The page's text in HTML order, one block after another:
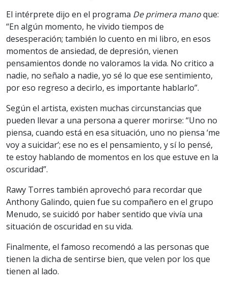
El intérprete dijo en el programa De primera manoque:
“En algún momento, he vivido tiempos de
desesperación; también lo cuento en mi libro, en esos
momentos de ansiedad, de depresión, vienen
pensamientos donde no valoramos la vida. No critico a
nadie, no señalo a nadie, yo sé lo que ese sentimiento,
por eso regreso a decirlo, es importante hablarlo”.
Según el artista, existen muchas circunstancias que
pueden llevar a una persona a querer morirse: “Uno no
piensa, cuando está en esa situación, uno no piensa ‘me
voy a suicidar’; ese no es el pensamiento, y sí lo pensé,
te estoy hablando de momentos en los que estuve en la
oscuridad”.
Rawy Torres también aprovechó para recordar que
Anthony Galindo, quien fue su compañero en el grupo
Menudo, se suicidó por haber sentido que vivía una
situación de oscuridad en su vida.
Finalmente, el famoso recomendó a las personas que
tienen la dicha de sentirse bien, que velen por los que
tienen al lado.